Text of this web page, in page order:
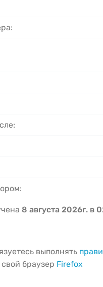
8 августа 2026г. в
выполнять
браузер Firefox